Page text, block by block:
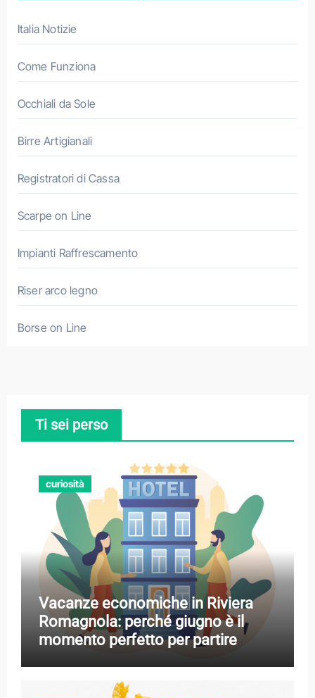
Italia Notizie
Come Funziona
Occhiali da Sole
Birre Artigianali
Registratori di Cassa
Scarpe on Line
Impianti Raffrescamento
Riser arco legno
Borse on Line
Ti sei perso
curiosità
Vacanze economiche in Riviera
Romagnola: perché giugno è il
momento perfetto per partire